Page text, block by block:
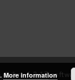
dLibra 6.3.17
More information